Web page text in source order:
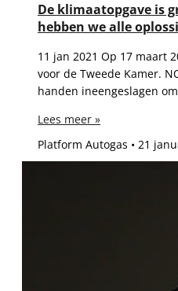
De klimaatopgave is
hebben we alle
11 jan 2021 Op 17 maart
voor de Tweede Kamer.
handen ineengeslagen
Lees meer »
Platform Autogas
21